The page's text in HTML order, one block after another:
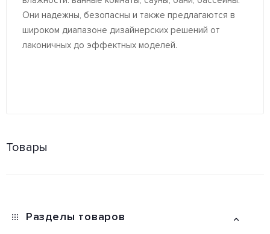
Они надежны, безопасны и также предлагаются в
широком диапазоне дизайнерских решений от
лаконичных до эффектных моделей.
Товары
Разделы товаров